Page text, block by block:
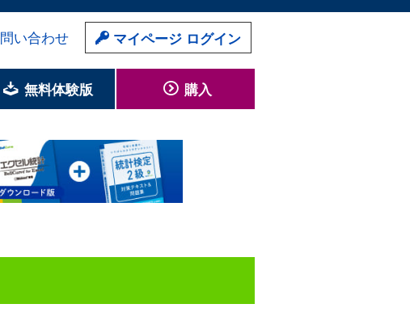
マイページ ログイン
い合わせ
無料体験版 購入